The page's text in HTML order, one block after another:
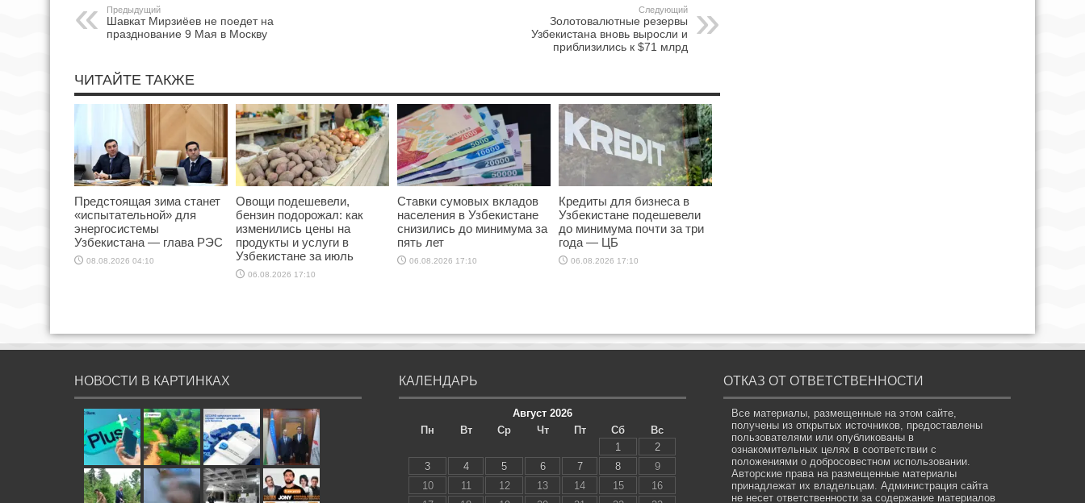
Предыдущий
Шавкат Мирзиёев не поедет на
празднование 9 Мая в Москву
Следующий
Золотовалютные резервы
Узбекистана вновь выросли и
приблизились к $71 млрд
ЧИТАЙТЕ ТАКЖЕ
Предстоящая зима станет
«испытательной» для
энергосистемы
Узбекистана — глава РЭС
08.08.2026 04:10
Овощи подешевели,
бензин подорожал: как
изменились цены на
продукты и услуги в
Узбекистане за июль
06.08.2026 17:10
Ставки сумовых вкладов
населения в Узбекистане
снизились до минимума за
пять лет
06.08.2026 17:10
Кредиты для бизнеса в
Узбекистане подешевели
до минимума почти за три
года — ЦБ
06.08.2026 17:10
НОВОСТИ В КАРТИНКАХ КАЛЕНДАРЬ
Август 2026
Пн
Вт Ср Чт Пт Сб
Вс
1
2
3
4 5 6 7 8
9
10
11 12 13 14 15
16
ОТКАЗ ОТ ОТВЕТСТВЕННОСТИ
Все материалы, размещенные на этом сайте,
получены из открытых источников, предоставлены
пользователями или опубликованы в
ознакомительных целях в соответствии с
положениями о добросовестном использовании.
Авторские права на размещенные материалы
принадлежат их владельцам. Администрация сайта
не несет ответственности за содержание материалов